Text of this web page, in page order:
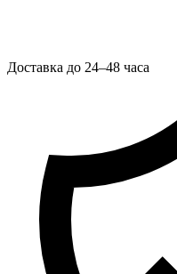
Доставка до 24–48 часа